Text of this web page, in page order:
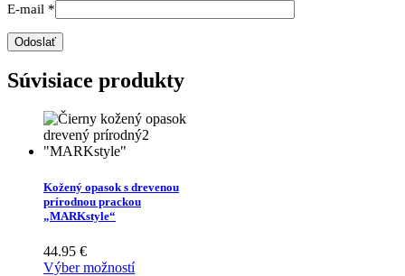
E-mail *
Súvisiace produkty
Kožený opasok s drevenou
prírodnou prackou
„MARKstyle“
44.95 €
Výber možností